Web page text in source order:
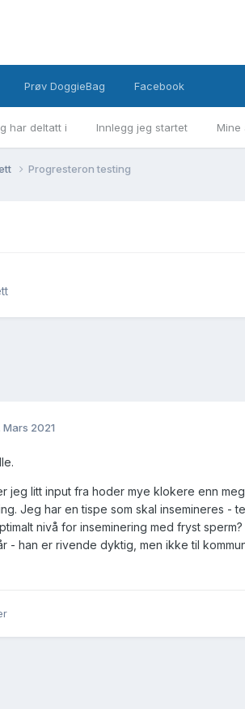
har deltatt i Innlegg jeg startet Mine
Prøv DoggieBag Facebook
Progresteron testing
Mars 2021
jeg litt input fra hoder mye klokere enn
Jeg har en tispe som skal insemineres -
nivå for inseminering med fryst
- han er rivende dyktig, men ikke til